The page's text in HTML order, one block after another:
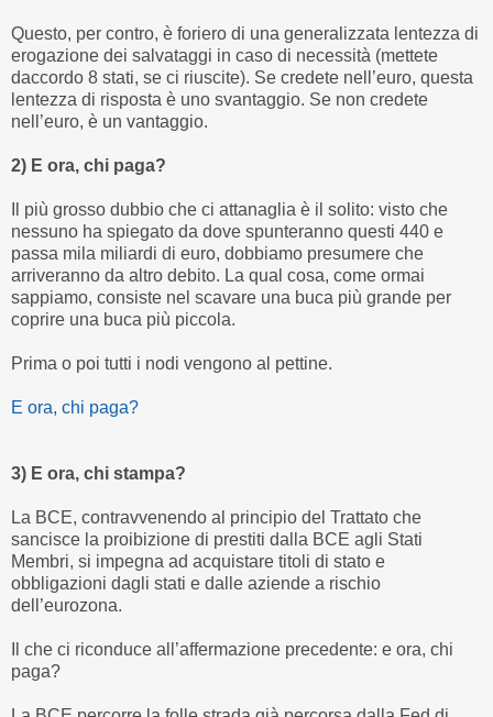
Questo, per contro, è foriero di una generalizzata lentezza di
erogazione dei salvataggi in caso di necessità (mettete
daccordo 8 stati, se ci riuscite). Se credete nell’euro, questa
lentezza di risposta è uno svantaggio. Se non credete
nell’euro, è un vantaggio.
2) E ora, chi paga?
Il più grosso dubbio che ci attanaglia è il solito: visto che
nessuno ha spiegato da dove spunteranno questi 440 e
passa mila miliardi di euro, dobbiamo presumere che
arriveranno da altro debito. La qual cosa, come ormai
sappiamo, consiste nel scavare una buca più grande per
coprire una buca più piccola.
Prima o poi tutti i nodi vengono al pettine.
E ora, chi paga?
3) E ora, chi stampa?
La BCE, contravvenendo al principio del Trattato che
sancisce la proibizione di prestiti dalla BCE agli Stati
Membri, si impegna ad acquistare titoli di stato e
obbligazioni dagli stati e dalle aziende a rischio
dell’eurozona.
Il che ci riconduce all’affermazione precedente: e ora, chi
paga?